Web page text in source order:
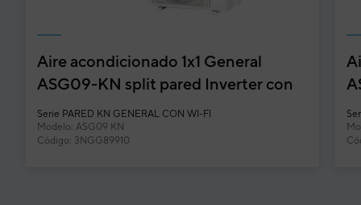
Aire acondicionado 1x1 General
ASG09-KN split pared Inverter con
Wi-Fi incluido
Serie PARED KN GENERAL CON WI-FI
Modelo: ASG09 KN
Código: 3NGG89910